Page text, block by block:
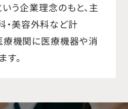
う企業理念のもと、主
・美容外科など計
機関に医療機器や消
す。